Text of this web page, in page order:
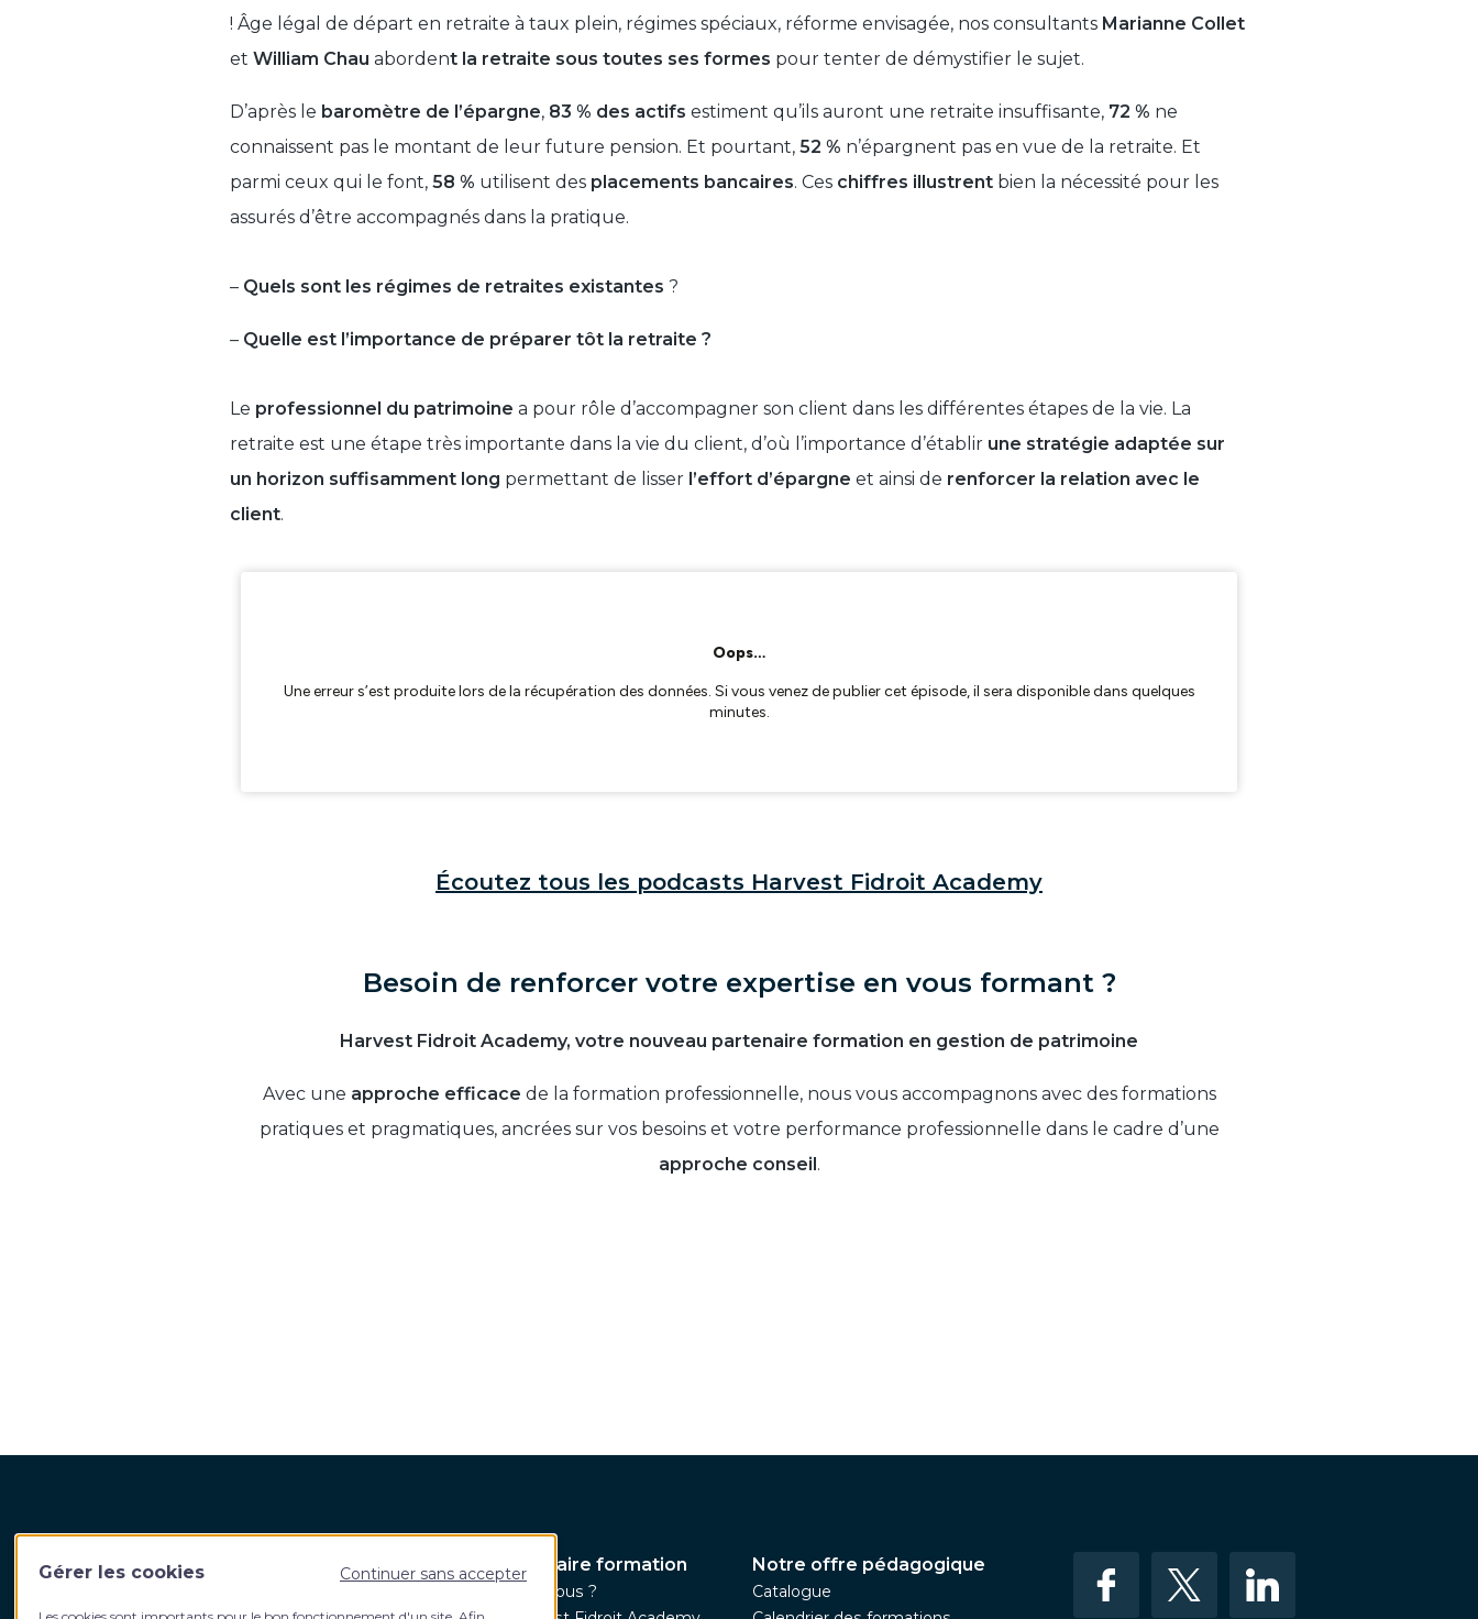
! Âge légal de départ en retraite à taux plein, régimes spéciaux, réforme envisagée, nos consultants Marianne Collet
et William Chau abordent la retraite sous toutes ses formes pour tenter de démystifier le sujet.
D’après le baromètre de l’épargne, 83 % des actifs estiment qu’ils auront une retraite insuffisante, 72 % ne
connaissent pas le montant de leur future pension. Et pourtant, 52 % n’épargnent pas en vue de la retraite. Et
parmi ceux qui le font, 58 % utilisent des placements bancaires. Ces chiffres illustrent bien la nécessité pour les
assurés d’être accompagnés dans la pratique.
– Quels sont les régimes de retraites existantes ?
– Quelle est l’importance de préparer tôt la retraite ?
Le professionnel du patrimoine a pour rôle d’accompagner son client dans les différentes étapes de la vie. La
retraite est une étape très importante dans la vie du client, d’où l’importance d’établir une stratégie adaptée sur
un horizon suffisamment long permettant de lisser l’effort d’épargne et ainsi de renforcer la relation avec le
client.
Écoutez tous les podcasts Harvest Fidroit Academy
Besoin de renforcer votre expertise en vous formant ?
Harvest Fidroit Academy, votre nouveau partenaire formation en gestion de patrimoine
Avec une approche efficace de la formation professionnelle, nous vous accompagnons avec des formations
pratiques et pragmatiques, ancrées sur vos besoins et votre performance professionnelle dans le cadre d’une
approche conseil.
Harvest Fidroit Academy
Votre partenaire formation
Qui sommes-nous ?
Notre offre pédagogique
Catalogue
Gérer les cookies Continuer sans accepter